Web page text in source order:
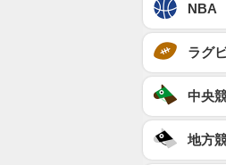
NBA
ラグ
中央
地方